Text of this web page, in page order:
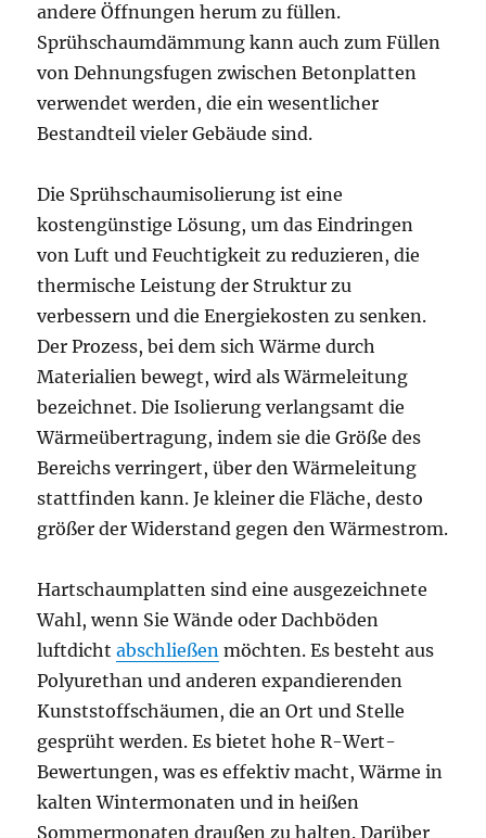
andere Öffnungen herum zu füllen.
Sprühschaumdämmung kann auch zum Füllen
von Dehnungsfugen zwischen Betonplatten
verwendet werden, die ein wesentlicher
Bestandteil vieler Gebäude sind.
Die Sprühschaumisolierung ist eine
kostengünstige Lösung, um das Eindringen
von Luft und Feuchtigkeit zu reduzieren, die
thermische Leistung der Struktur zu
verbessern und die Energiekosten zu senken.
Der Prozess, bei dem sich Wärme durch
Materialien bewegt, wird als Wärmeleitung
bezeichnet. Die Isolierung verlangsamt die
Wärmeübertragung, indem sie die Größe des
Bereichs verringert, über den Wärmeleitung
stattfinden kann. Je kleiner die Fläche, desto
größer der Widerstand gegen den Wärmestrom.
Hartschaumplatten sind eine ausgezeichnete
Wahl, wenn Sie Wände oder Dachböden
luftdichtabschließen möchten. Es besteht aus
Polyurethan und anderen expandierenden
Kunststoffschäumen, die an Ort und Stelle
gesprüht werden. Es bietet hohe R-Wert-
Bewertungen, was es effektiv macht, Wärme in
kalten Wintermonaten und in heißen
Sommermonaten draußen zu halten. Darüber